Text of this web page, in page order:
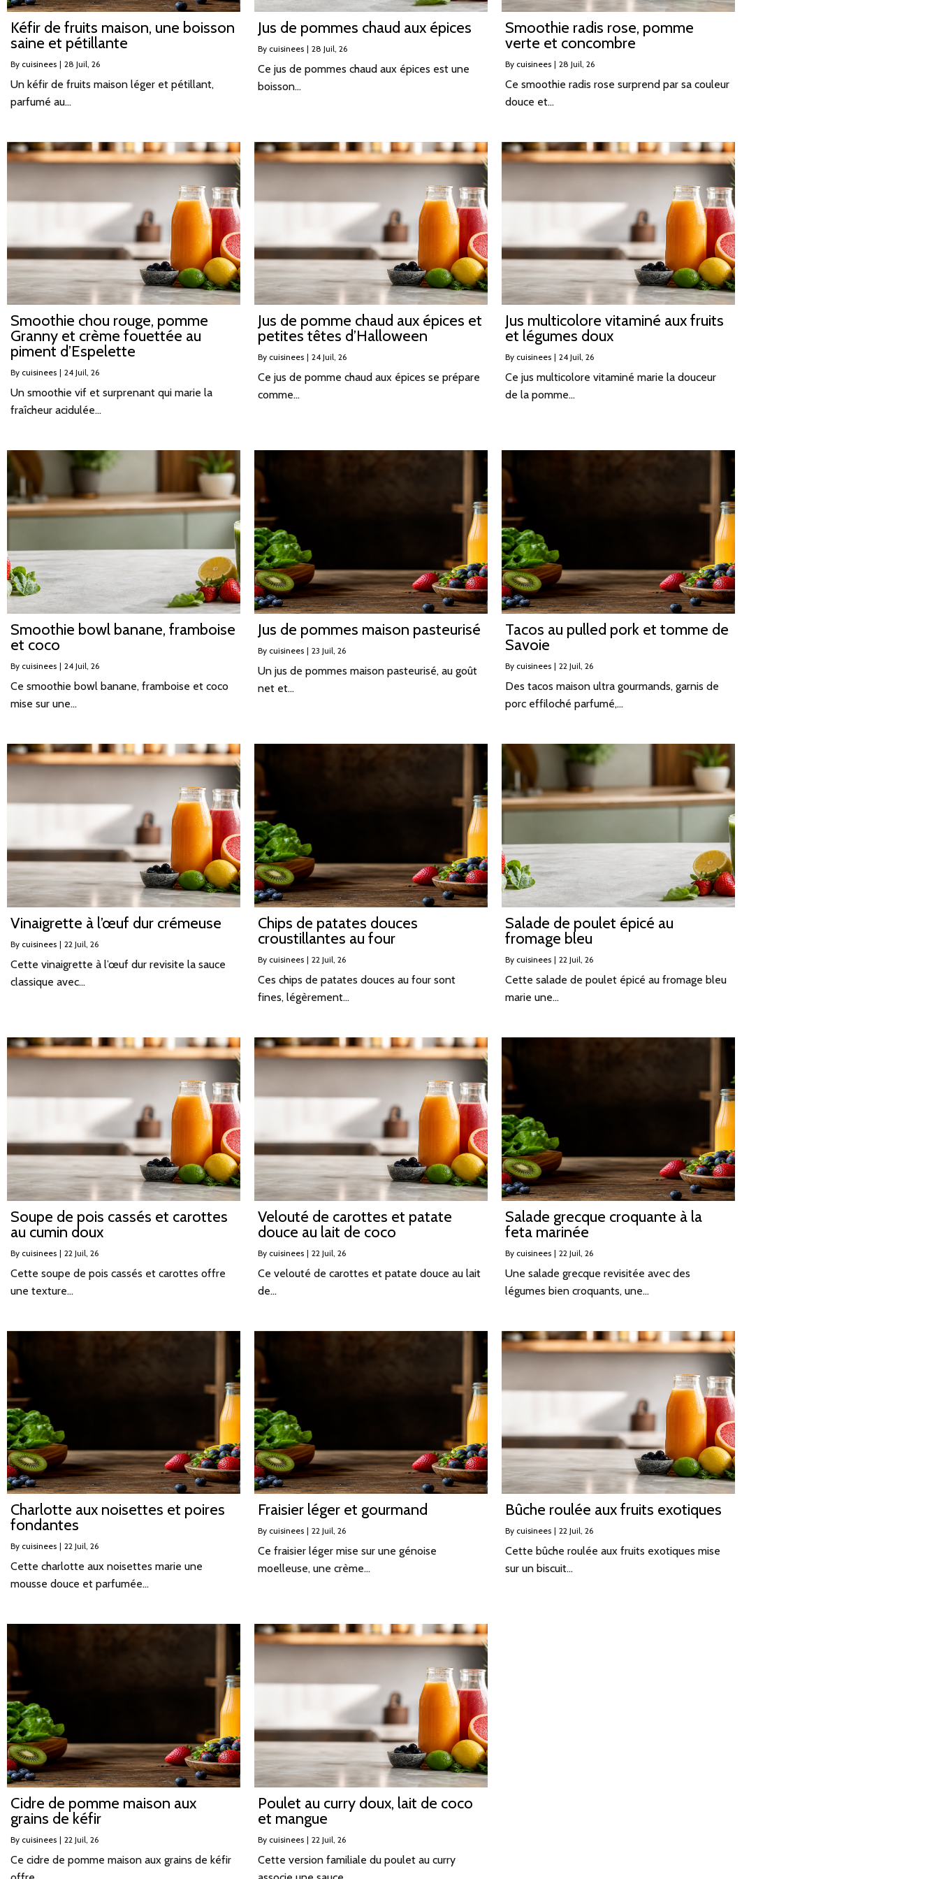
Kéfir de fruits maison, une boisson
saine et pétillante
By cuisinees | 28 Juil, 26
Un kéfir de fruits maison léger et pétillant,
parfumé au…
Jus de pommes chaud aux épices
By cuisinees | 28 Juil, 26
Ce jus de pommes chaud aux épices est une
boisson…
Smoothie radis rose, pomme
verte et concombre
By cuisinees | 28 Juil, 26
Ce smoothie radis rose surprend par sa couleur
douce et…
Smoothie chou rouge, pomme
Granny et crème fouettée au
piment d’Espelette
By cuisinees | 24 Juil, 26
Un smoothie vif et surprenant qui marie la
fraîcheur acidulée…
Jus de pomme chaud aux épices et
petites têtes d’Halloween
By cuisinees | 24 Juil, 26
Ce jus de pomme chaud aux épices se prépare
comme…
Jus multicolore vitaminé aux fruits
et légumes doux
By cuisinees | 24 Juil, 26
Ce jus multicolore vitaminé marie la douceur
de la pomme…
Smoothie bowl banane, framboise
et coco
By cuisinees | 24 Juil, 26
Ce smoothie bowl banane, framboise et coco
mise sur une…
Jus de pommes maison pasteurisé
By cuisinees | 23 Juil, 26
Un jus de pommes maison pasteurisé, au goût
net et…
Tacos au pulled pork et tomme de
Savoie
By cuisinees | 22 Juil, 26
Des tacos maison ultra gourmands, garnis de
porc effiloché parfumé,…
Vinaigrette à l’œuf dur crémeuse
By cuisinees | 22 Juil, 26
Cette vinaigrette à l’œuf dur revisite la sauce
classique avec…
Chips de patates douces
croustillantes au four
By cuisinees | 22 Juil, 26
Ces chips de patates douces au four sont
fines, légèrement…
Salade de poulet épicé au
fromage bleu
By cuisinees | 22 Juil, 26
Cette salade de poulet épicé au fromage bleu
marie une…
Soupe de pois cassés et carottes
au cumin doux
By cuisinees | 22 Juil, 26
Cette soupe de pois cassés et carottes offre
une texture…
Velouté de carottes et patate
douce au lait de coco
By cuisinees | 22 Juil, 26
Ce velouté de carottes et patate douce au lait
de…
Salade grecque croquante à la
feta marinée
By cuisinees | 22 Juil, 26
Une salade grecque revisitée avec des
légumes bien croquants, une…
Charlotte aux noisettes et poires
fondantes
By cuisinees | 22 Juil, 26
Cette charlotte aux noisettes marie une
mousse douce et parfumée…
Fraisier léger et gourmand
By cuisinees | 22 Juil, 26
Ce fraisier léger mise sur une génoise
moelleuse, une crème…
Bûche roulée aux fruits exotiques
By cuisinees | 22 Juil, 26
Cette bûche roulée aux fruits exotiques mise
sur un biscuit…
Cidre de pomme maison aux
grains de kéfir
By cuisinees | 22 Juil, 26
Ce cidre de pomme maison aux grains de kéfir
Poulet au curry doux, lait de coco
et mangue
By cuisinees | 22 Juil, 26
Cette version familiale du poulet au curry